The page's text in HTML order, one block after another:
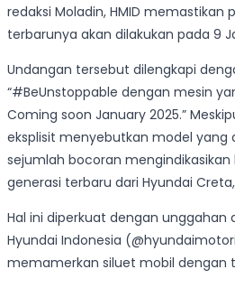
redaksi Moladin, HMID memastikan
terbarunya akan dilakukan pada 9
Undangan tersebut dilengkapi
“#BeUnstoppable dengan mesin
Coming soon January 2025.”
eksplisit menyebutkan model yang
sejumlah bocoran mengindikasikan
generasi terbaru dari Hyundai
Hal ini diperkuat dengan unggahan
Hyundai Indonesia
memamerkan siluet mobil dengan